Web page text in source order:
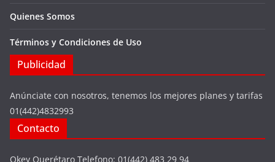
Quienes Somos
Términos y Condiciones de Uso
Publicidad
Anúnciate con nosotros, tenemos los mejores planes y tarifas
01(442)4832993
Contacto
Okey Querétaro Telefono: 01(442) 483 29 94